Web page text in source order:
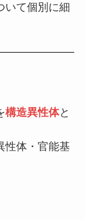
いて個別に細
構造異性体と
性体・官能基